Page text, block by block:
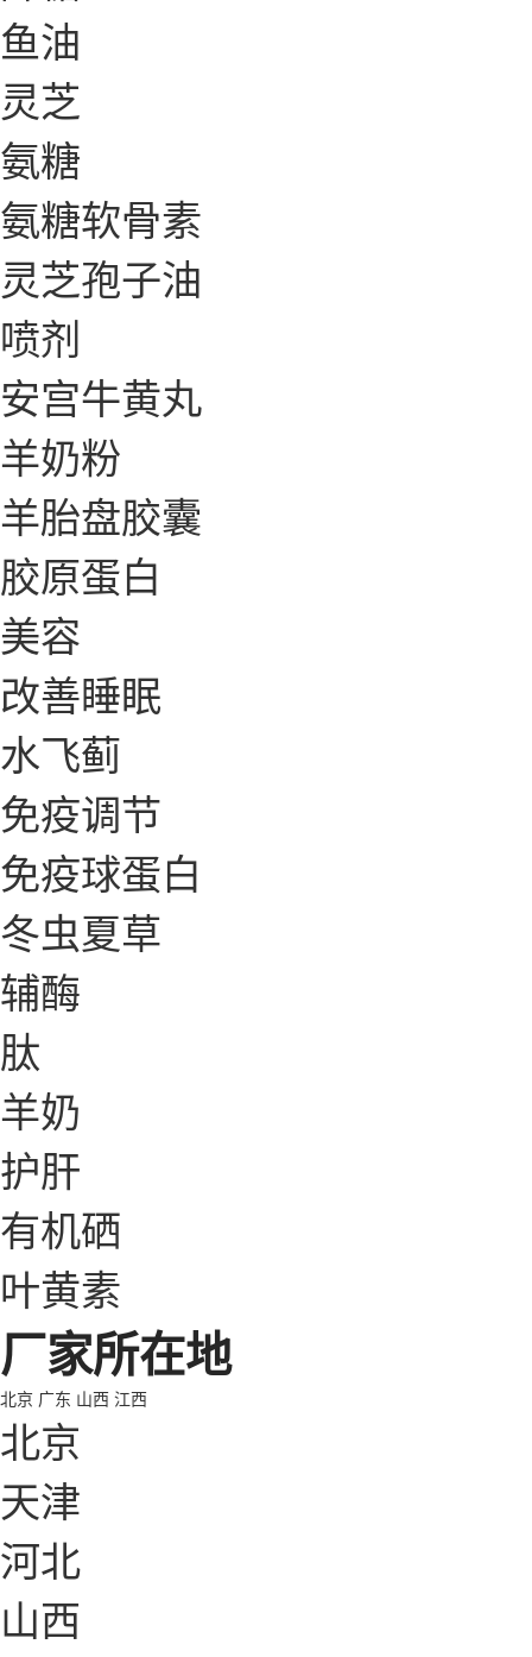
鱼油
灵芝
氨糖
氨糖软骨素
灵芝孢子油
喷剂
安宫牛黄丸
羊奶粉
羊胎盘胶囊
胶原蛋白
美容
改善睡眠
水飞蓟
免疫调节
免疫球蛋白
冬虫夏草
辅酶
肽
羊奶
护肝
有机硒
叶黄素
厂家所在地
北京 广东 山西 江西
北京
天津
河北
山西